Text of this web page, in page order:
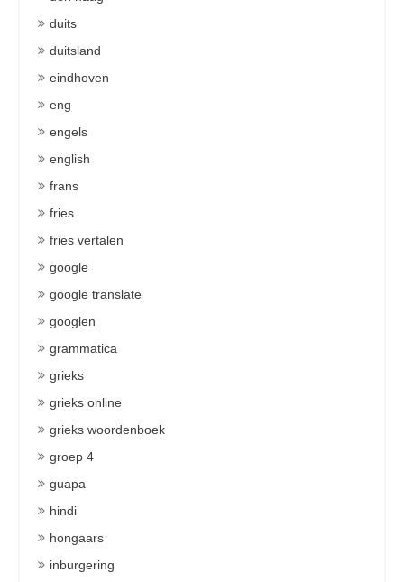
duits
duitsland
eindhoven
eng
engels
english
frans
fries
fries vertalen
google
google translate
googlen
grammatica
grieks
grieks online
grieks woordenboek
groep 4
guapa
hindi
hongaars
inburgering